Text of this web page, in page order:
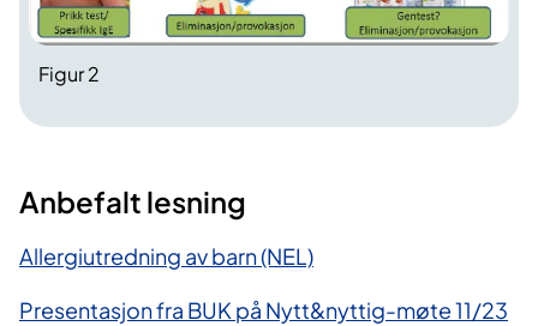
Figur 2
Anbefalt lesning
Allergiutredning av barn (NEL)
Presentasjon fra BUK på Nytt&nyttig-møte 11/23